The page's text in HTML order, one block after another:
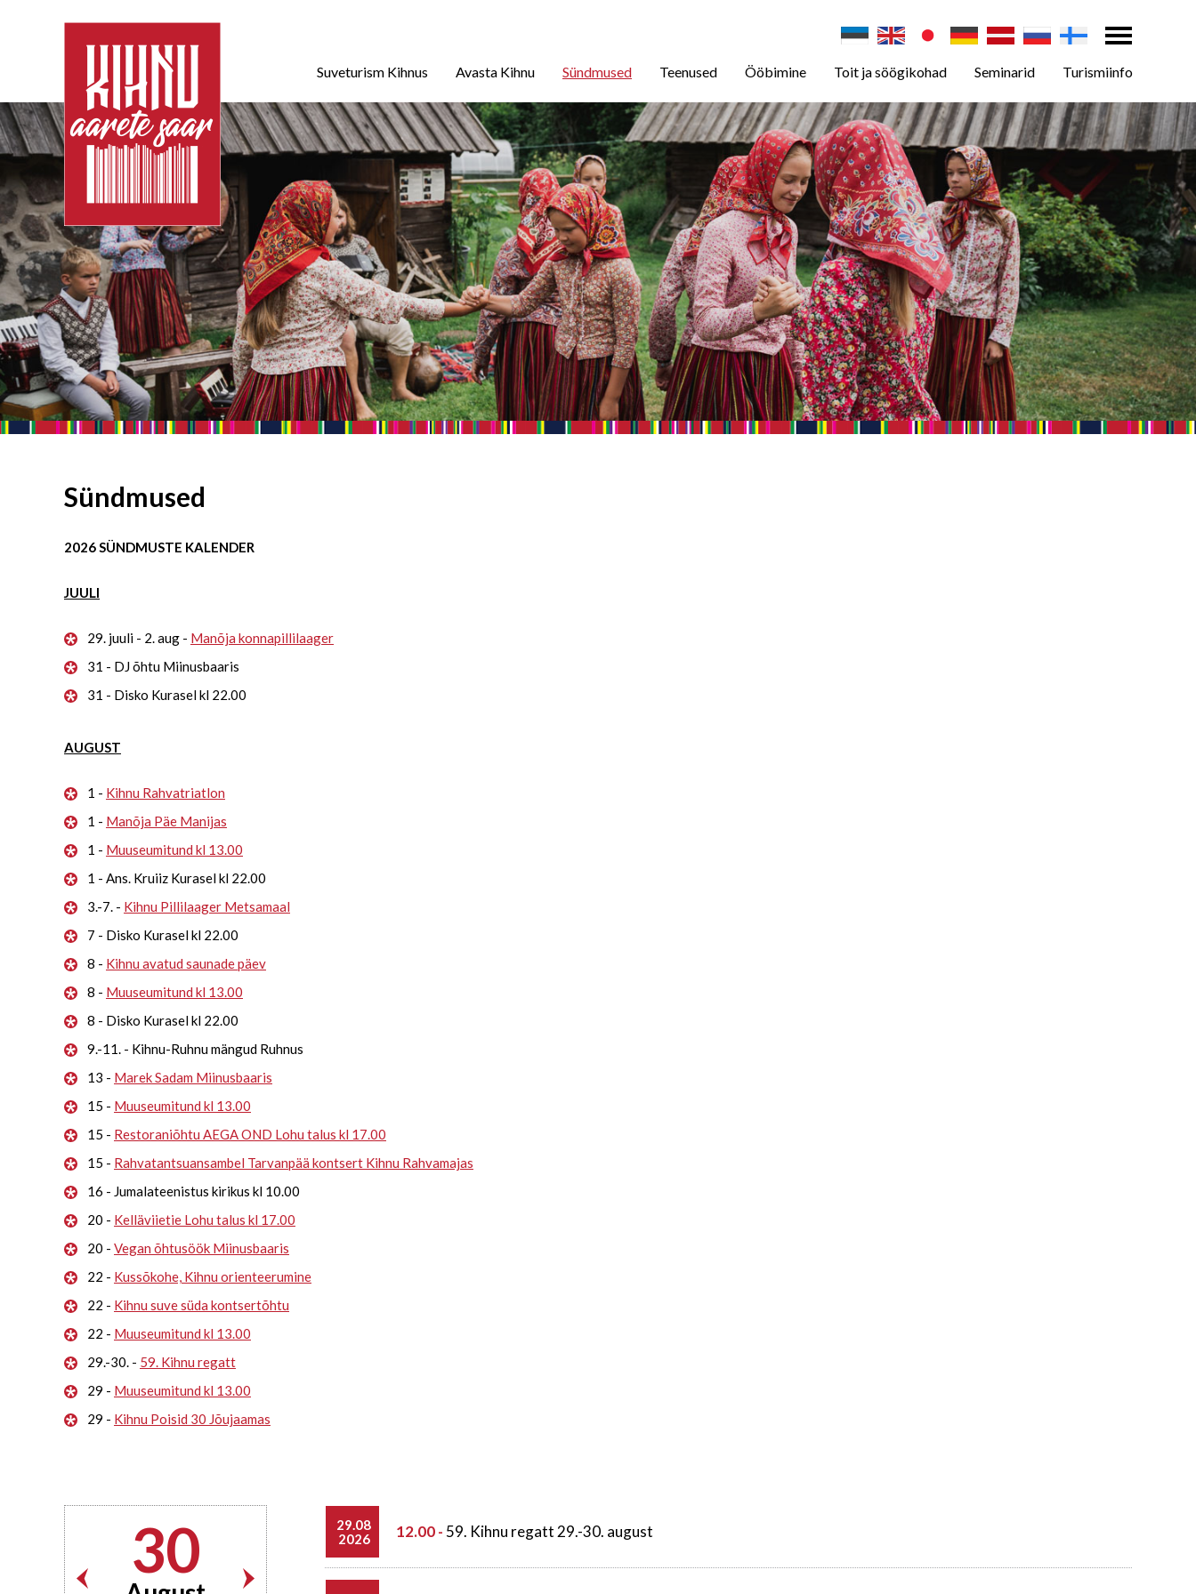
Suveturism Kihnus Avasta Kihnu Sündmused Teenused Ööbimine Toit ja söögikohad Seminarid Turismiinfo
Sündmused
2026 SÜNDMUSTE KALENDER
JUULI
29. juuli - 2. aug - Manõja konnapillilaager
31 - DJ õhtu Miinusbaaris
31 - Disko Kurasel kl 22.00
AUGUST
1 - Kihnu Rahvatriatlon
1 - Manõja Päe Manijas
1 - Muuseumitund kl 13.00
1 - Ans. Kruiiz Kurasel kl 22.00
3.-7. - Kihnu Pillilaager Metsamaal
7 - Disko Kurasel kl 22.00
8 - Kihnu avatud saunade päev
8 - Muuseumitund kl 13.00
8 - Disko Kurasel kl 22.00
9.-11. - Kihnu-Ruhnu mängud Ruhnus
13 - Marek Sadam Miinusbaaris
15 - Muuseumitund kl 13.00
15 - Restoraniõhtu AEGA OND Lohu talus kl 17.00
15 - Rahvatantsuansambel Tarvanpää kontsert Kihnu Rahvamajas
16 - Jumalateenistus kirikus kl 10.00
20 - Kelläviietie Lohu talus kl 17.00
20 - Vegan õhtusöök Miinusbaaris
22 - Kussõkohe, Kihnu orienteerumine
22 - Kihnu suve süda kontsertõhtu
22 - Muuseumitund kl 13.00
29.-30. - 59. Kihnu regatt
29 - Muuseumitund kl 13.00
29 - Kihnu Poisid 30 Jõujaamas
30
29.08
2026
12.00 - 59. Kihnu regatt 29.-30. august